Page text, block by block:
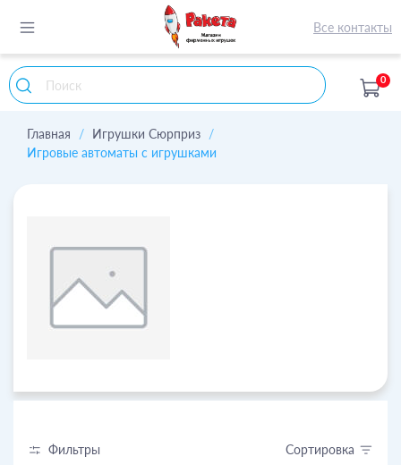
Все контакты
0
Главная
Игрушки Сюрприз
Игровые автоматы с игрушками
Фильтры Сортировка